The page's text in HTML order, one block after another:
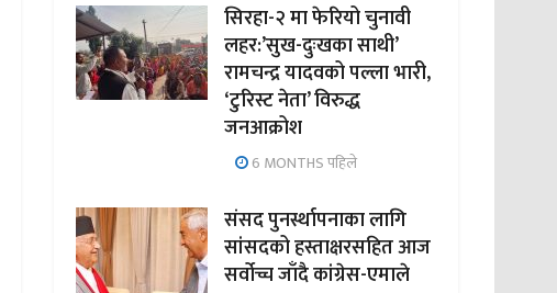
सिरहा-२ मा फेरियो चुनावी
लहर:’सुख-दुःखका साथी’
रामचन्द्र यादवको पल्ला भारी,
‘टुरिस्ट नेता’ विरुद्ध
जनआक्रोश
6 MONTHS पहिले
संसद पुनर्स्थापनाका लागि
सांसदको हस्ताक्षरसहित आज
सर्वोच्च जाँदै कांग्रेस-एमाले